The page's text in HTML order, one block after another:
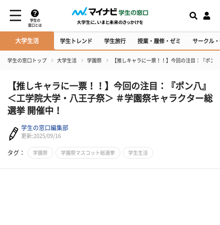
学生の
窓口とは
大学生活 学生トレンド 学生旅行 授業・履修・ゼミ サークル
学生の窓口トップ 大学生活 学園祭 【推しキャラに一票！！】今回の注目：『ポン
【推しキャラに一票！！】今回の注目：『ポン八』
＜工学院大学・八王子祭＞ ＃学園祭キャラクター総
選挙 開催中！
学生の窓口編集部
更新:2025/09/16
タグ： 学園祭 学園祭マスコット総選挙 学生生活